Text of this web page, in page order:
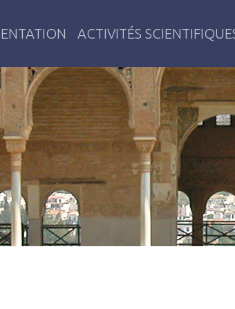
Identités,
ACTIVITÉS